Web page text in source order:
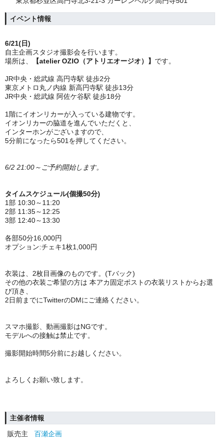
イベント情報
6/21(日)
自主企画スタジオ撮影会を行います。
場所は、
【atelier OZIO（アトリエオージオ）】 です。
JR中央・総武線 高円寺駅 徒歩2分
東京メトロ丸ノ内線 新高円寺駅 徒歩13分
JR中央・総武線 阿佐ケ谷駅 徒歩18分
1階にイオンリカーが入っている建物です。
イオンリカーの脇道を進んでいただくと、
インターホンがございますので、
5分前になったら501を押してください。
6/2 21:00～ご予約開始します。
タイムスケジュール(個撮50分)
1部 10:30～11:20
2部 11:35～12:25
3部 12:40～13:30
各部50分16,000円
オプション:チェキ1枚1,000円
衣装は、2枚目画像のものです。(Tバック)
その他の衣装ご希望の方は 本アカ固定ポストの衣装リストからお選
び頂き、
2日前までにTwitterのDMにご連絡ください。
スマホ撮影、動画撮影はNGです。
モデルへの接触は禁止です。
撮影開始時間5分前にお越しください。
よろしくお願い致します。
主催者情報
販売主
百瀬企画